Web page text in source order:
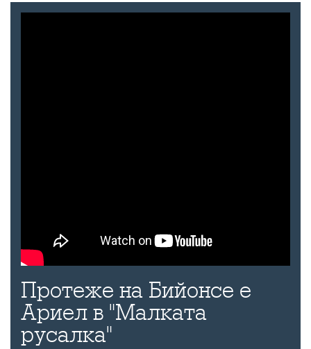
Протеже на Бийонсе е
Ариел в "Малката
русалка"